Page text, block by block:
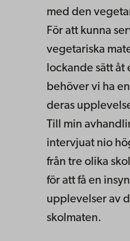
med den
För att kunna
vegetariska
lockande sätt åt
behöver vi ha
deras
Till min
intervjuat nio
från tre olika
för att få en
upplevelser av
skolmaten.